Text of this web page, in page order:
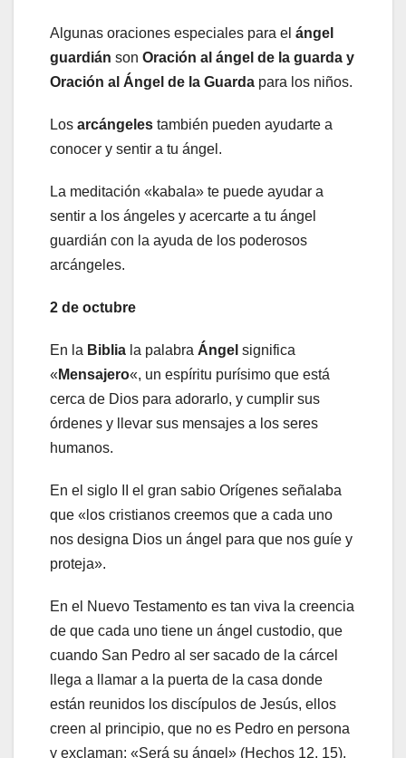
Algunas oraciones especiales para el ángel
guardián son Oración al ángel de la guarda y
Oración al Ángel de la Guarda para los niños.
Los arcángeles también pueden ayudarte a
conocer y sentir a tu ángel.
La meditación «kabala» te puede ayudar a
sentir a los ángeles y acercarte a tu ángel
guardián con la ayuda de los poderosos
arcángeles.
2 de octubre
En la Biblia la palabra Ángel significa
« Mensajero«, un espíritu purísimo que está
cerca de Dios para adorarlo, y cumplir sus
órdenes y llevar sus mensajes a los seres
humanos.
En el siglo II el gran sabio Orígenes señalaba
que «los cristianos creemos que a cada uno
nos designa Dios un ángel para que nos guíe y
proteja».
En el Nuevo Testamento es tan viva la creencia
de que cada uno tiene un ángel custodio, que
cuando San Pedro al ser sacado de la cárcel
llega a llamar a la puerta de la casa donde
están reunidos los discípulos de Jesús, ellos
creen al principio, que no es Pedro en persona
y exclaman: «Será su ángel» (Hechos 12, 15).